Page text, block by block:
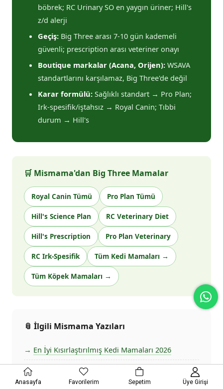
böbrek; RC Urinary SO en yaygın üriner; Hill's
z/d alerji
Geçiş: Big Three arası 7-10 gün kademeli
güvenli; prescription arası veteriner onayı
Boutique markalar (Acana, Orijen): WSAVA
standartlarını karşılamaz, Big Three'de değil
Karar formülü: Sağlıklı standart → Pro Plan;
Irk-spesifik/iştahsız → Royal Canin; Tıbbi
durum → Hill's
🛒 Mismama'dan Big Three Mamalar
Royal Canin Tümü Pro Plan Tümü
Hill's Science Plan RC Veterinary Diet
Hill's Prescription Pro Plan Veterinary
RC Irk-Spesifik Tüm Kedi Mamaları →
Tüm Köpek Mamaları →
📎 İlgili Mismama Yazıları
En İyi Kısırlaştırılmış Kedi Mamaları 2026
En İyi 10 Premium Pet Maması 2026
Anasayfa Favorilerim Sepetim Üye Girişi